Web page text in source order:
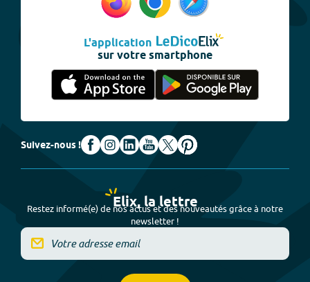
L'application
sur votre smartphone
Suivez-nous !
Elix, la lettre
Restez informé(e) de nos actus et des nouveautés grâce à notre
newsletter !